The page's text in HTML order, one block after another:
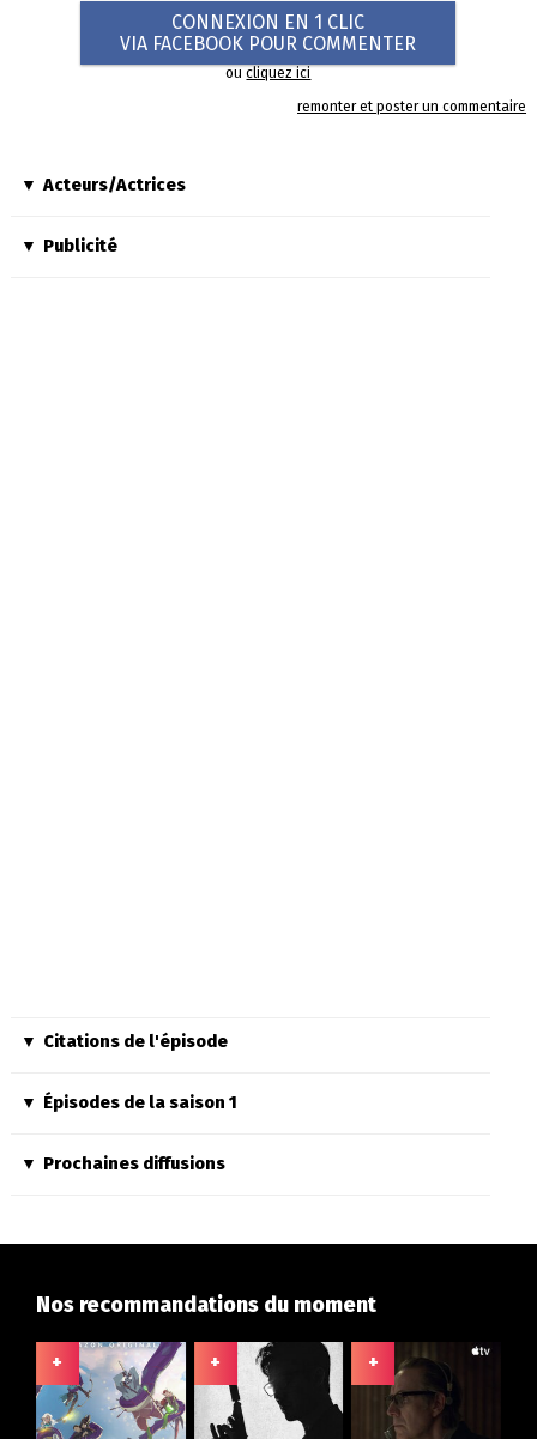
CONNEXION EN 1 CLIC
VIA FACEBOOK POUR COMMENTER
oucliquez ici
remonter et poster un commentaire
Acteurs/Actrices
Publicité
Citations de l'épisode
Épisodes de la saison 1
Prochaines diffusions
Nos recommandations du moment
+ + +